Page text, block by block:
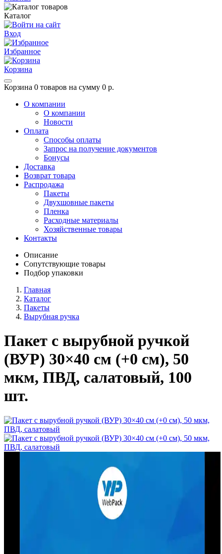
Каталог
Вход
Избранное
Корзина
Корзина 0 товаров на сумму 0 р.
О компании
О компании
Новости
Оплата
Способы оплаты
Запрос на получение документов
Бонусы
Доставка
Возврат товара
Распродажа
Пакеты
Двухшовные пакеты
Пленка
Расходные материалы
Хозяйственные товары
Контакты
Описание
Сопутствующие товары
Подбор упаковки
Главная
Каталог
Пакеты
Вырубная ручка
Пакет с вырубной ручкой
(ВУР) 30×40 см (+0 см), 50
мкм, ПВД, салатовый, 100
шт.